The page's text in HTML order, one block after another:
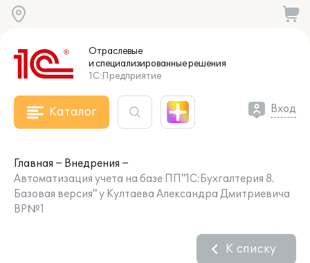
Отраслевые
и специализированныерешения
1С:Предприятие
Каталог Вход
Главная
Внедрения
Автоматизация учета на базе ПП"1С:Бухгалтерия 8.
Базовая версия" у Култаева Александра Дмитриевича
ВР№1
К списку